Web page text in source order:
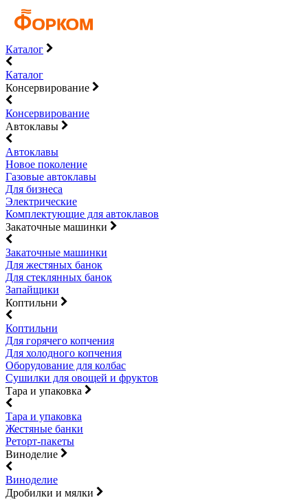
Каталог
Каталог
Консервирование
Консервирование
Автоклавы
Автоклавы
Новое поколение
Газовые автоклавы
Для бизнеса
Электрические
Комплектующие для автоклавов
Закаточные машинки
Закаточные машинки
Для жестяных банок
Для стеклянных банок
Запайщики
Коптильни
Коптильни
Для горячего копчения
Для холодного копчения
Оборудование для колбас
Сушилки для овощей и фруктов
Тара и упаковка
Тара и упаковка
Жестяные банки
Реторт-пакеты
Виноделие
Виноделие
Дробилки и мялки